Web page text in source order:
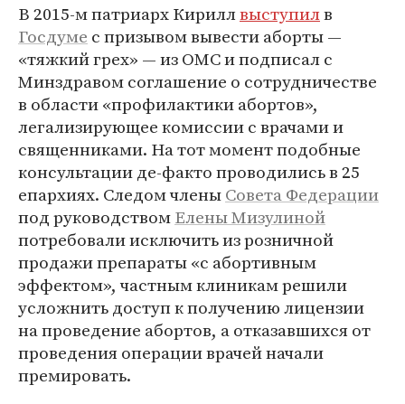
В 2015-м патриарх Кириллвыступилв
Госдуме с призывом вывести аборты —
«тяжкий грех» — из ОМС и подписал с
Минздравом соглашение о сотрудничестве
в области «профилактики абортов»,
легализирующее комиссии с врачами и
священниками. На тот момент подобные
консультации де-факто проводились в 25
епархиях. Следом членыСовета Федерации
под руководствомЕлены Мизулиной
потребовали исключить из розничной
продажи препараты «с абортивным
эффектом», частным клиникам решили
усложнить доступ к получению лицензии
на проведение абортов, а отказавшихся от
проведения операции врачей начали
премировать.